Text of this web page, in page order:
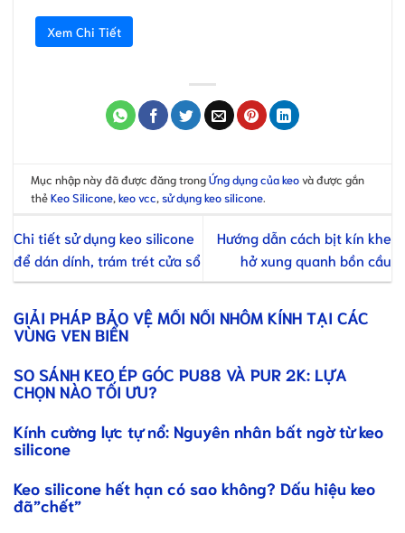
Xem Chi Tiết
Mục nhập này đã được đăng trongỨng dụng của keovà được gắn
thẻKeo Silicone ,keo vcc ,sử dụng keo silicone
Chi tiết sử dụng keo silicone
để dán dính, trám trét cửa sổ
Hướng dẫn cách bịt kín khe
hở xung quanh bồn cầu
GIẢI PHÁP BẢO VỆ MỐI NỐI NHÔM KÍNH TẠI CÁC
VÙNG VEN BIỂN
SO SÁNH KEO ÉP GÓC PU88 VÀ PUR 2K: LỰA
CHỌN NÀO TỐI ƯU?
Kính cường lực tự nổ: Nguyên nhân bất ngờ từ keo
silicone
Keo silicone hết hạn có sao không? Dấu hiệu keo
đã”chết”